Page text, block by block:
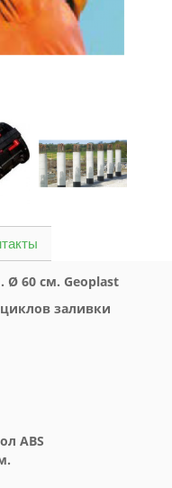
Ø 60 см. Geoplast
заливки
ABS